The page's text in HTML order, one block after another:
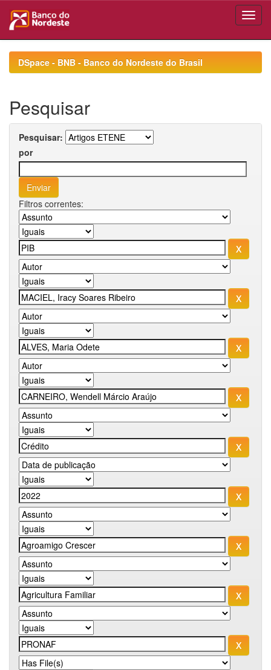
navigationDSpace - BNB - Banco do Nordeste do Brasil
Pesquisar
Pesquisar:
por
Filtros correntes: